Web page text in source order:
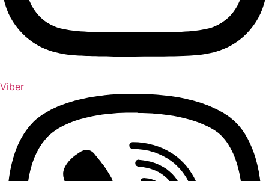
Viber